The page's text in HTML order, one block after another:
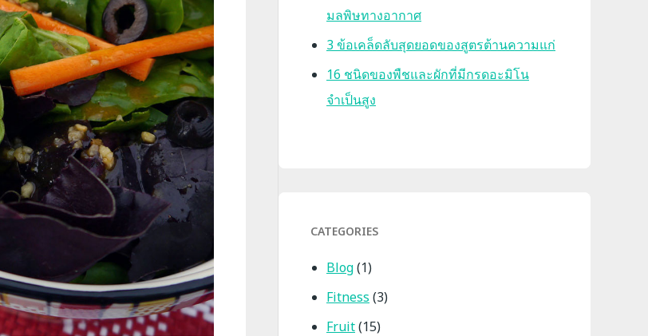
มลพิษทางอากาศ
3 ข้อเคล็ดลับสุดยอดของสูตรต้านความแก่
16 ชนิดของพืชและผักที่มีกรดอะมิโน
จำเป็นสูง
CATEGORIES
Blog(1)
Fitness (3)
Fruit(15)